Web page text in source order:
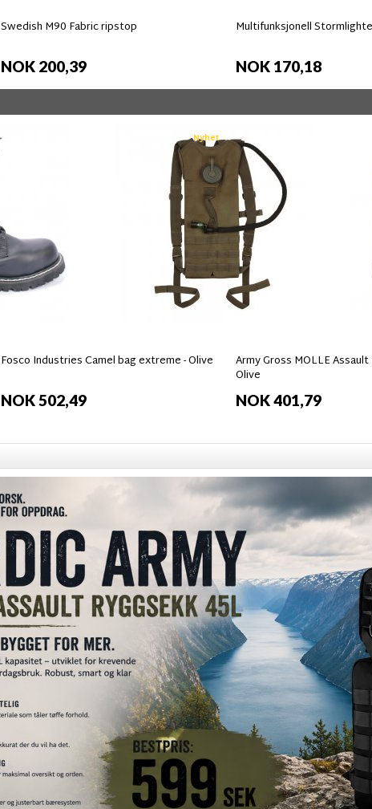
Swedish M90 Fabric ripstop
NOK 200,39
Multifunksjonell
NOK 170,18
Nyhet
Fosco Industries Camel bag extreme - Olive
NOK 502,49
Army Gross MOLLE
Olive
NOK 401,79